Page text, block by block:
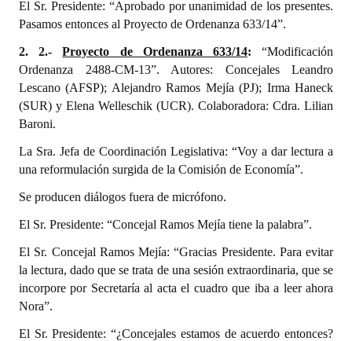
El Sr. Presidente: “Aprobado por unanimidad de los presentes.
Pasamos entonces al Proyecto de Ordenanza 633/14”.
2. 2.-Proyecto de Ordenanza 633/14: “Modificación
Ordenanza 2488-CM-13”. Autores: Concejales Leandro
Lescano (AFSP); Alejandro Ramos Mejía (PJ); Irma Haneck
(SUR) y Elena Welleschik (UCR). Colaboradora: Cdra. Lilian
Baroni.
La Sra. Jefa de Coordinación Legislativa: “Voy a dar lectura a
una reformulación surgida de la Comisión de Economía”.
Se producen diálogos fuera de micrófono.
El Sr. Presidente: “Concejal Ramos Mejía tiene la palabra”.
El Sr. Concejal Ramos Mejía: “Gracias Presidente. Para evitar
la lectura, dado que se trata de una sesión extraordinaria, que se
incorpore por Secretaría al acta el cuadro que iba a leer ahora
Nora”.
El Sr. Presidente: “¿Concejales estamos de acuerdo entonces?